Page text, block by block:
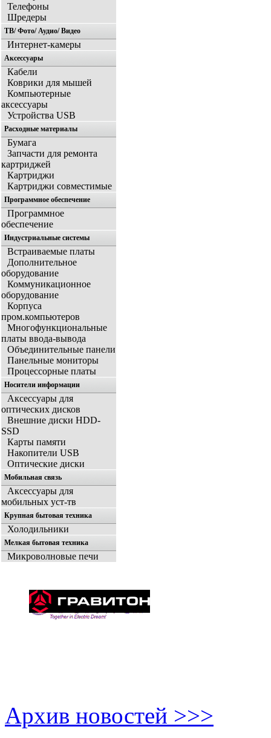
Телефоны
Шредеры
ТВ/ Фото/ Аудио/ Видео
Интернет-камеры
Аксессуары
Кабели
Коврики для мышей
Компьютерные
аксессуары
Устройства USB
Расходные материалы
Бумага
Запчасти для ремонта
картриджей
Картриджи
Картриджи совместимые
Программное обеспечение
Программное
обеспечение
Индустриальные системы
Встраиваемые платы
Дополнительное
оборудование
Коммуникационное
оборудование
Корпуса
пром.компьютеров
Многофункциональные
платы ввода-вывода
Объединительные панели
Панельные мониторы
Процессорные платы
Носители информации
Аксессуары для
оптических дисков
Внешние диски HDD-
SSD
Карты памяти
Накопители USB
Оптические диски
Мобильная связь
Аксессуары для
мобильных уст-тв
Крупная бытовая техника
Холодильники
Мелкая бытовая техника
Микроволновые печи
Архив новостей >>>